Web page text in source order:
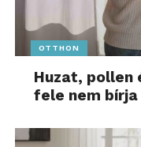
OTTHON
Huzat, pollen
fele nem